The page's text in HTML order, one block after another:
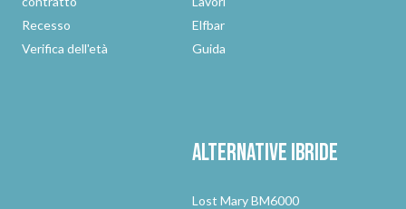
Recesso
Verifica dell'età
Elfbar
Guida
Alternativeibride
Lost Mary BM6000